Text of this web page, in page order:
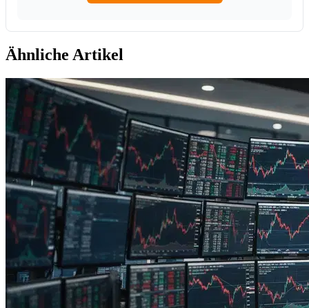
Ähnliche Artikel